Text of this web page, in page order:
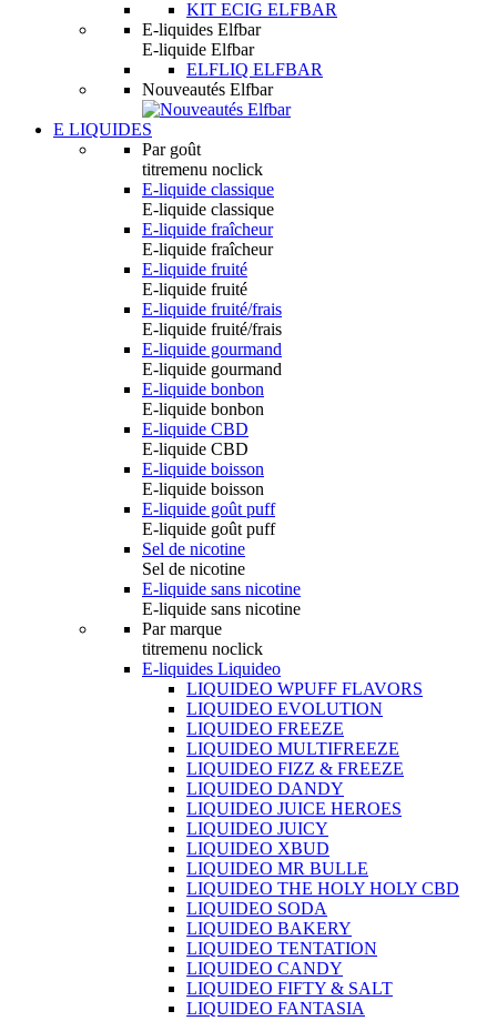
KIT ECIG ELFBAR
E-liquides Elfbar
E-liquide Elfbar
ELFLIQ ELFBAR
Nouveautés Elfbar
E LIQUIDES
Par goût
titremenu noclick
E-liquide classique
E-liquide classique
E-liquide fraîcheur
E-liquide fraîcheur
E-liquide fruité
E-liquide fruité
E-liquide fruité/frais
E-liquide fruité/frais
E-liquide gourmand
E-liquide gourmand
E-liquide bonbon
E-liquide bonbon
E-liquide CBD
E-liquide CBD
E-liquide boisson
E-liquide boisson
E-liquide goût puff
E-liquide goût puff
Sel de nicotine
Sel de nicotine
E-liquide sans nicotine
E-liquide sans nicotine
Par marque
titremenu noclick
E-liquides Liquideo
LIQUIDEO WPUFF FLAVORS
LIQUIDEO EVOLUTION
LIQUIDEO FREEZE
LIQUIDEO MULTIFREEZE
LIQUIDEO FIZZ & FREEZE
LIQUIDEO DANDY
LIQUIDEO JUICE HEROES
LIQUIDEO JUICY
LIQUIDEO XBUD
LIQUIDEO MR BULLE
LIQUIDEO THE HOLY HOLY CBD
LIQUIDEO SODA
LIQUIDEO BAKERY
LIQUIDEO TENTATION
LIQUIDEO CANDY
LIQUIDEO FIFTY & SALT
LIQUIDEO FANTASIA